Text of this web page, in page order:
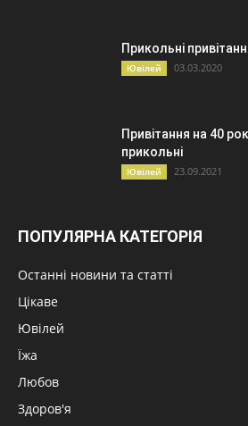
Прикольні
Ювілей 03.03.2020
Привітання на 40
прикольні
Ювілей 23.09.2021
ПОПУЛЯРНА КАТЕГОРІЯ
Останні новини та статті
Цікаве
Ювілей
Їжа
Любов
Здоров'я